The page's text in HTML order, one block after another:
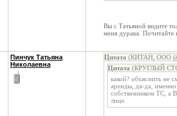
Вы с Татьяной видите
меня дурака. Почитайте
Пинчук Татьяна
Николаевна
Цитата (КИТАН, ООО @
Цитата (КРУГЛЫЙ
какой? объяснить не
аренды, да-да,
собственником ТС, а
лицо